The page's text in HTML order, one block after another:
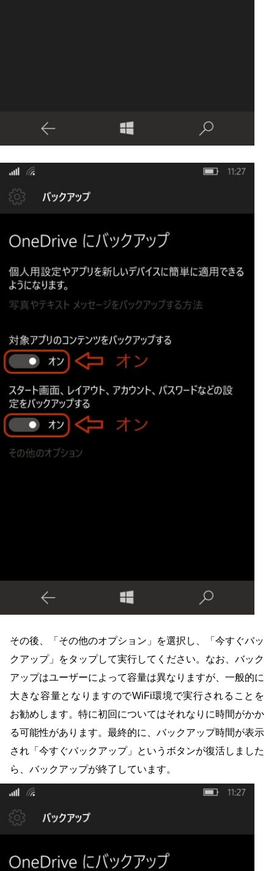
その後、「その他のオプション」を選択し、「今すぐバッ
クアップ」をタップして実行してください。なお、バック
アップはユーザーによって容量は異なりますが、一般的に
大きな容量となりますのでWiFi環境で実行されることを
お勧めします。特に初回についてはそれなりに時間がかか
る可能性があります。最終的に、バックアップ時間が表示
され「今すぐバックアップ」というボタンが復活しました
ら、バックアップが終了しています。